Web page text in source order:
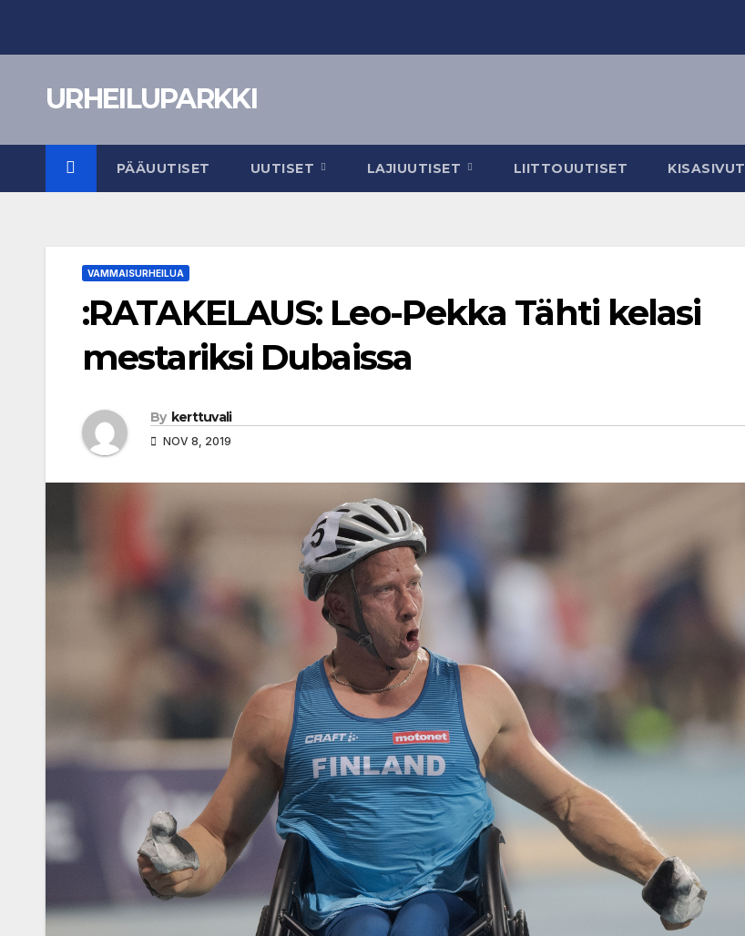
URHEILUPARKKI
PÄÄUUTISET UUTISET LAJIUUTISET LIITTOUUTISET KISASIVUT
VAMMAISURHEILUA
:RATAKELAUS: Leo-Pekka Tähti kelasi
mestariksi Dubaissa
By kerttuvali
NOV 8, 2019